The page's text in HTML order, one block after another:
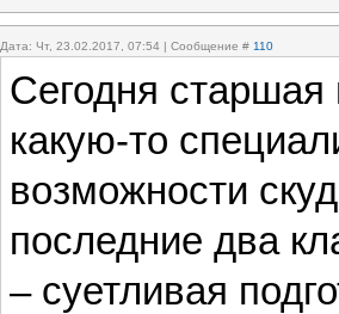
Дата: Чт, 23.02.2017, 07:54 | Сообщение # 110
Сегодня старшая
какую-то
возможности
последние два
– суетливая